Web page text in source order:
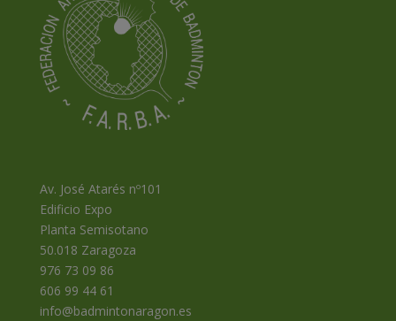
Av. José Atarés nº101
Edificio Expo
Planta Semisotano
50.018 Zaragoza
976 73 09 86
606 99 44 61
info@badmintonaragon.es